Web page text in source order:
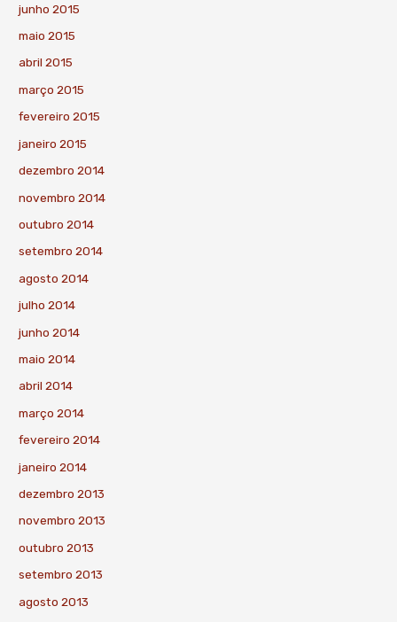
junho 2015
maio 2015
abril 2015
março 2015
fevereiro 2015
janeiro 2015
dezembro 2014
novembro 2014
outubro 2014
setembro 2014
agosto 2014
julho 2014
junho 2014
maio 2014
abril 2014
março 2014
fevereiro 2014
janeiro 2014
dezembro 2013
novembro 2013
outubro 2013
setembro 2013
agosto 2013